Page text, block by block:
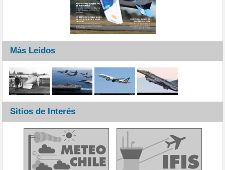
Más Leídos
Sitios de Interés